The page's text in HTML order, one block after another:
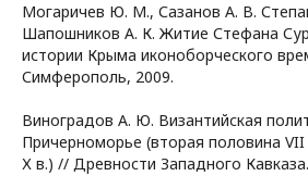
Могаричев Ю. М., Сазанов А. В.
Шапошников А. К. Житие Стефана
истории Крыма иконоборческого
Симферополь, 2009.
Виноградов А. Ю. Византийская
Причерноморье (вторая половина
Х в.) // Древности Западного